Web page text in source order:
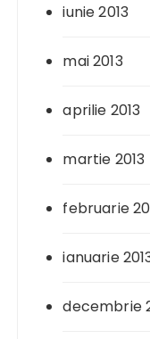
iunie 2013
mai 2013
aprilie 2013
martie 2013
februarie
ianuarie
decembrie